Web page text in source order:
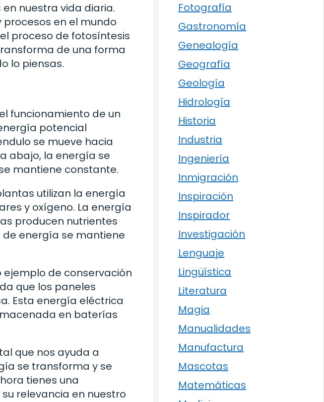
nuestra vida diaria.
en el mundo
proceso de fotosíntesis
de una forma
lo piensas.
funcionamiento de un
potencial
se mueve hacia
abajo, la energía se
mantiene constante.
utilizan la energía
y oxígeno. La energía
producen nutrientes
energía se mantiene
ejemplo de conservación
que los paneles
Esta energía eléctrica
en baterías
que nos ayuda a
se transforma y se
tienes una
relevancia en nuestro
Fotografía
Gastronomía
Genealogía
Geografía
Geología
Hidrología
Historia
Industria
Ingeniería
Inmigración
Inspiración
Inspirador
Investigación
Lenguaje
Lingüística
Literatura
Magia
Manualidades
Manufactura
Mascotas
Matemáticas